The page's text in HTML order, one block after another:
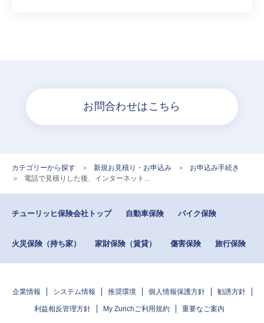
お問合わせはこちら
カテゴリーから探す > 新規お見積り・お申込み >
お申込み手続き
>
電話で見積りした後、インターネット...
チューリッヒ保険会社トップ 自動車保険 バイク保険
火災保険（持ち家） 家財保険（賃貸） 傷害保険 旅行保険
企業情報 システム情報 推奨環境 個人情報保護方針 勧誘方針
利益相反管理方針 My Zurichご利用規約 重要なご案内